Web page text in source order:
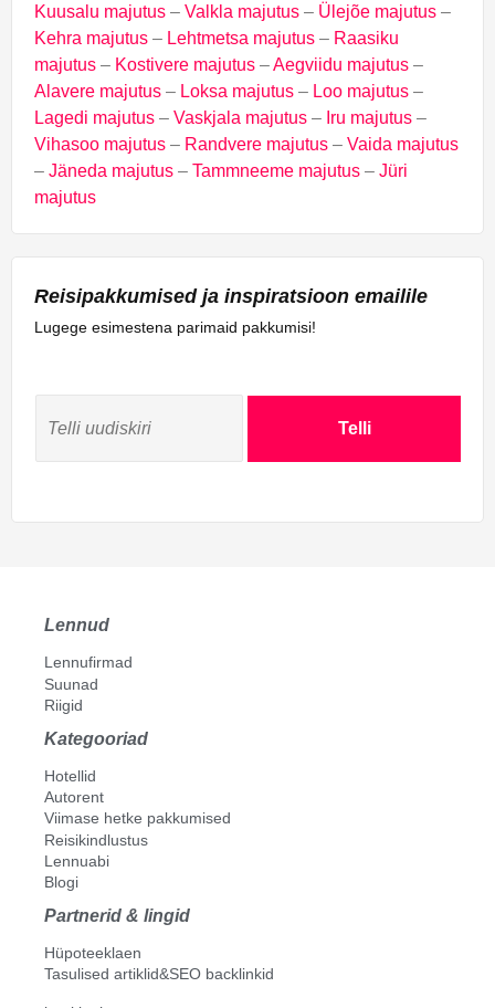
Kuusalu majutus – Valkla majutus – Ülejõe majutus –
Kehra majutus – Lehtmetsa majutus – Raasiku
majutus – Kostivere majutus –Aegviidu majutus –
Alavere majutus – Loksa majutus – Loo majutus –
Lagedi majutus – Vaskjala majutus – Iru majutus –
Vihasoo majutus – Randvere majutus – Vaida majutus
– Jäneda majutus – Tammneeme majutus – Jüri
majutus
Reisipakkumised ja inspiratsioon emailile
Lugege esimestena parimaid pakkumisi!
Telli
Lennud
Lennufirmad
Suunad
Riigid
Kategooriad
Hotellid
Autorent
Viimase hetke pakkumised
Reisikindlustus
Lennuabi
Blogi
Partnerid & lingid
Hüpoteeklaen
Tasulised artiklid&SEO backlinkid